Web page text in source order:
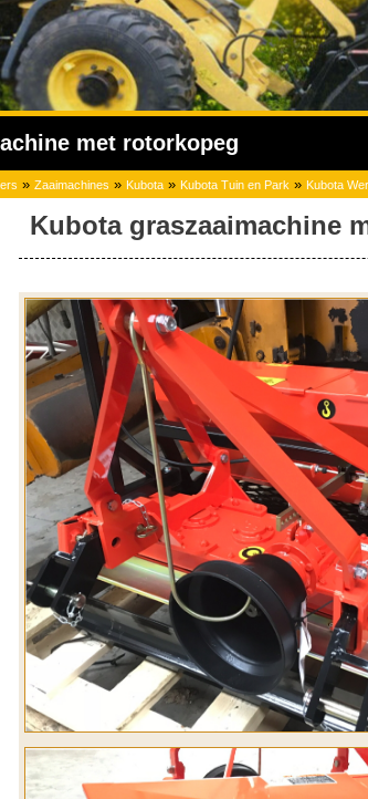
met rotorkopeg
» Zaaimachines » Kubota » Kubota Tuin en Park » Kubota
Kubota graszaaimachine